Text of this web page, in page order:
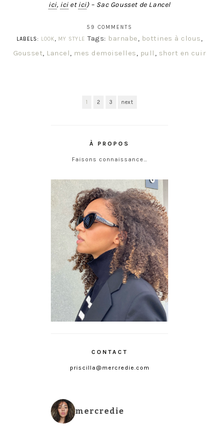
ici, icietici) – Sac Gousset de Lancel
59 COMMENTS
LABELS:
LOOK, MY STYLE Tags: barnabe, bottines à clous,
Gousset, Lancel, mes demoiselles, pull , short en cuir
1 2 3 next
À PROPOS
Faisons connaissance…
CONTACT
priscilla@mercredie.com
mercredie